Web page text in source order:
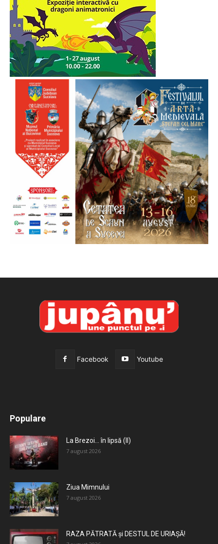
Facebook Youtube
Populare
La Brezoi… în lipsă (II)
7 august 2026
Ziua Mimnului
7 august 2026
RAZA PĂTRATĂ și DESTUL DE URIAȘĂ!